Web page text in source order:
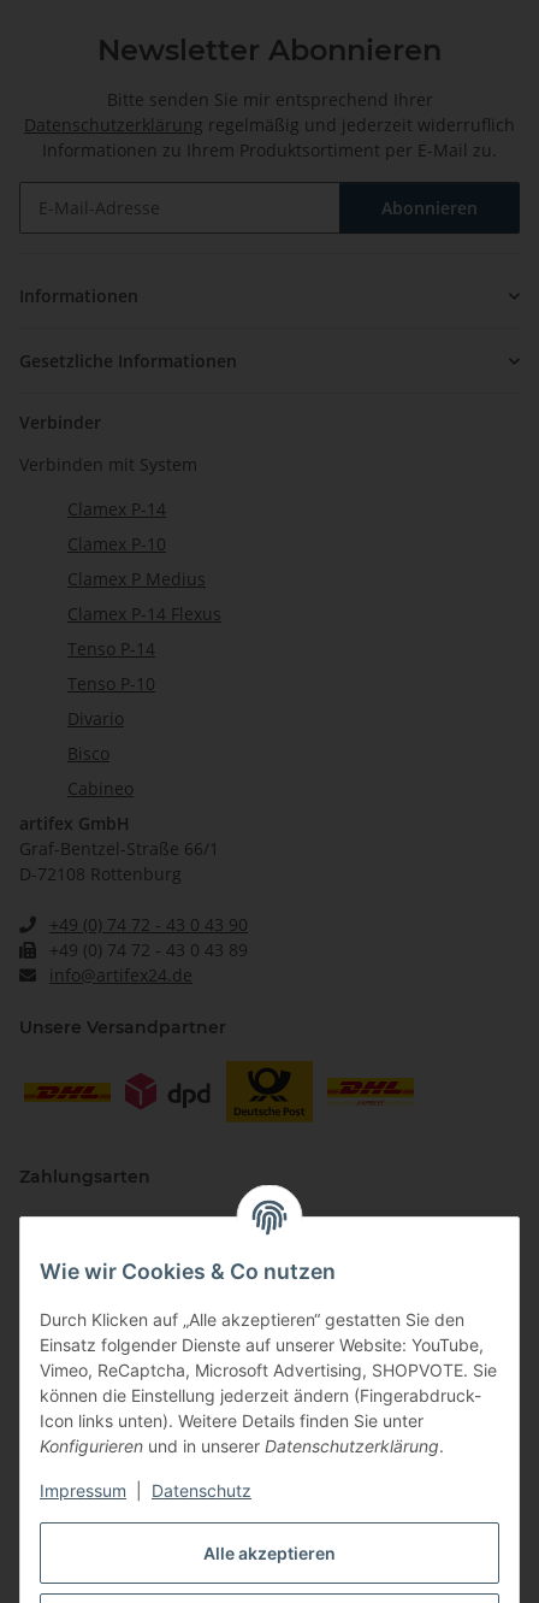
Alle akzeptieren
Wie wir Cookies & Co nutzen
Durch Klicken auf „Alle akzeptieren“ gestatten Sie den
Einsatz folgender Dienste auf unserer Website: YouTube,
Vimeo, ReCaptcha, Microsoft Advertising, SHOPVOTE. Sie
können die Einstellung jederzeit ändern (Fingerabdruck-
Icon links unten). Weitere Details finden Sie unter
Konfigurieren und in unserer Datenschutzerklärung.
Impressum Datenschutz
Newsletter Abonnieren
Bitte senden Sie mir entsprechend Ihrer
Datenschutzerklärung regelmäßig und jederzeit widerruflich
Informationen zu Ihrem Produktsortiment per E-Mail zu.
Abonnieren
Informationen
Gesetzliche Informationen
Verbinder
Verbinden mit System
Clamex P-14
Clamex P-10
Clamex P Medius
Clamex P-14 Flexus
Tenso P-14
Tenso P-10
Divario
Bisco
Cabineo
artifex GmbH
Graf-Bentzel-Straße 66/1
D-72108 Rottenburg
+49 (0) 74 72 - 43 0 43 90
+49 (0) 74 72 - 43 0 43 89
info@artifex24.de
Unsere Versandpartner
Zahlungsarten
Vertriebspartner